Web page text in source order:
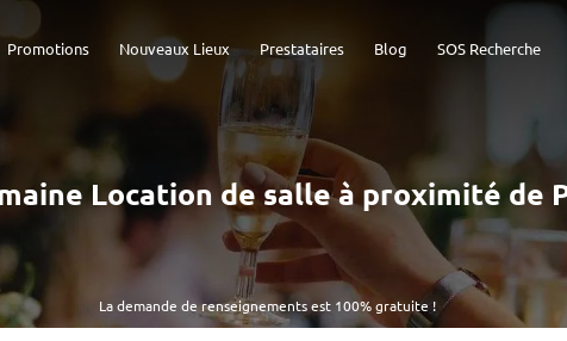
SOS Recherche
Blog
Prestataires
Nouveaux Lieux
Promotions
La demande de renseignements est 100% gratuite !
Location de salle à proximité de